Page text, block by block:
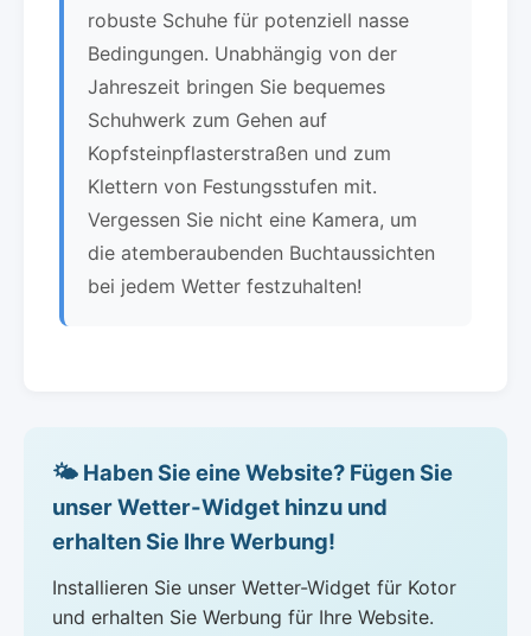
robuste Schuhe für potenziell nasse
Bedingungen. Unabhängig von der
Jahreszeit bringen Sie bequemes
Schuhwerk zum Gehen auf
Kopfsteinpflasterstraßen und zum
Klettern von Festungsstufen mit.
Vergessen Sie nicht eine Kamera, um
die atemberaubenden Buchtaussichten
bei jedem Wetter festzuhalten!
🌤️ Haben Sie eine Website? Fügen Sie
unser Wetter-Widget hinzu und
erhalten Sie Ihre Werbung!
Installieren Sie unser Wetter-Widget für Kotor
und erhalten Sie Werbung für Ihre Website.